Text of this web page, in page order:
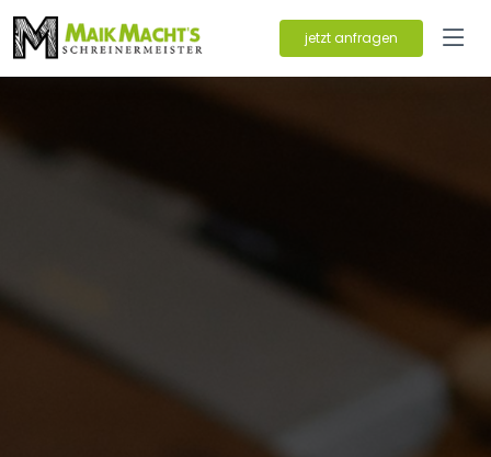
jetzt anfragen